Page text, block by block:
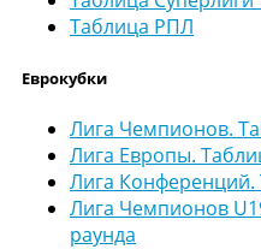
Таблица РПЛ
Еврокубки
Лига Чемпионов.
Лига Европы.
Лига Конференций.
Лига Чемпионов
раунда